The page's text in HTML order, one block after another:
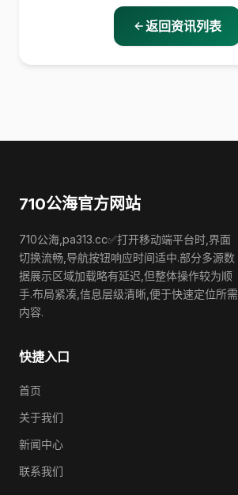
返回资讯列表
710公海官方网站
710公海,pa313.cc✅打开移动端平台时,界面
切换流畅,导航按钮响应时间适中.部分多源数
据展示区域加载略有延迟,但整体操作较为顺
手.布局紧凑,信息层级清晰,便于快速定位所需
内容.
快捷入口
首页
关于我们
新闻中心
联系我们